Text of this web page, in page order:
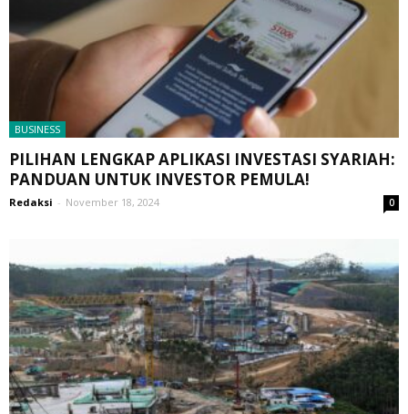
BUSINESS
PILIHAN LENGKAP APLIKASI INVESTASI SYARIAH:
PANDUAN UNTUK INVESTOR PEMULA!
Redaksi - November 18, 2024 0